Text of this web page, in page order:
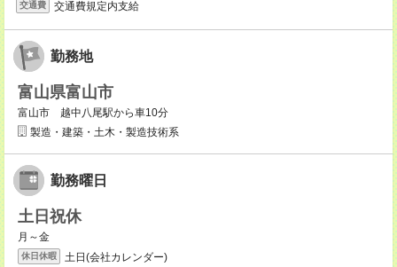
交通費 交通費規定内支給
勤務地
富山県富山市
富山市 越中八尾駅から車10分
製造・建築・土木・製造技術系
勤務曜日
土日祝休
月～金
休日休暇 土日(会社カレンダー)